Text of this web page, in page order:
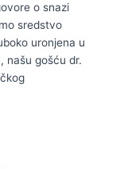
o snazi
sredstvo
uronjena u
našu gošću dr.